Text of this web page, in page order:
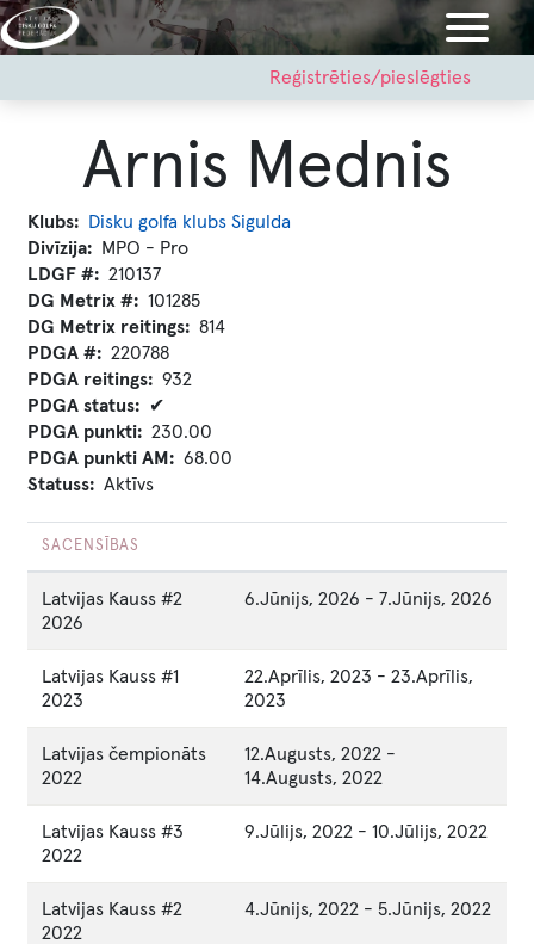
Pārlekt
uz
menu
Reģistrēties/pieslēgties
Arnis Mednis
Klubs
Disku golfa klubs Sigulda
Divīzija
MPO - Pro
LDGF #
210137
DG Metrix #
101285
DG Metrix reitings
814
PDGA #
220788
PDGA reitings
932
PDGA status
✔
PDGA punkti
230.00
PDGA punkti AM
68.00
Statuss
Aktīvs
SACENSĪBAS
Latvijas Kauss #2
2026
6.Jūnijs, 2026 - 7.Jūnijs, 2026
Latvijas Kauss #1
2023
22.Aprīlis, 2023 - 23.Aprīlis,
2023
Latvijas čempionāts
2022
12.Augusts, 2022 -
14.Augusts, 2022
Latvijas Kauss #3
2022
9.Jūlijs, 2022 - 10.Jūlijs, 2022
Latvijas Kauss #2
2022
4.Jūnijs, 2022 - 5.Jūnijs, 2022